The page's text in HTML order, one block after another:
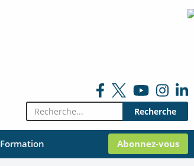
Rechercher:
Formation Abonnez-vous